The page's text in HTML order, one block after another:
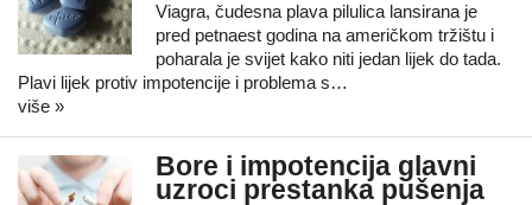
Viagra, čudesna plava pilulica lansirana je
pred petnaest godina na američkom tržištu i
poharala je svijet kako niti jedan lijek do tada.
Plavi lijek protiv impotencije i problema s…
više »
Bore i impotencija glavni
uzroci prestanka pušenja